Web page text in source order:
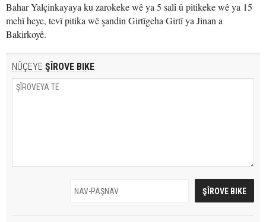
Bahar Yalçinkayaya ku zarokeke wê ya 5 salî û pitikeke wê ya 15
mehî heye, tevî pitika wê şandin Girtîgeha Girtî ya Jinan a
Bakirkoyê.
NÛÇEYE ŞÎROVE BIKE